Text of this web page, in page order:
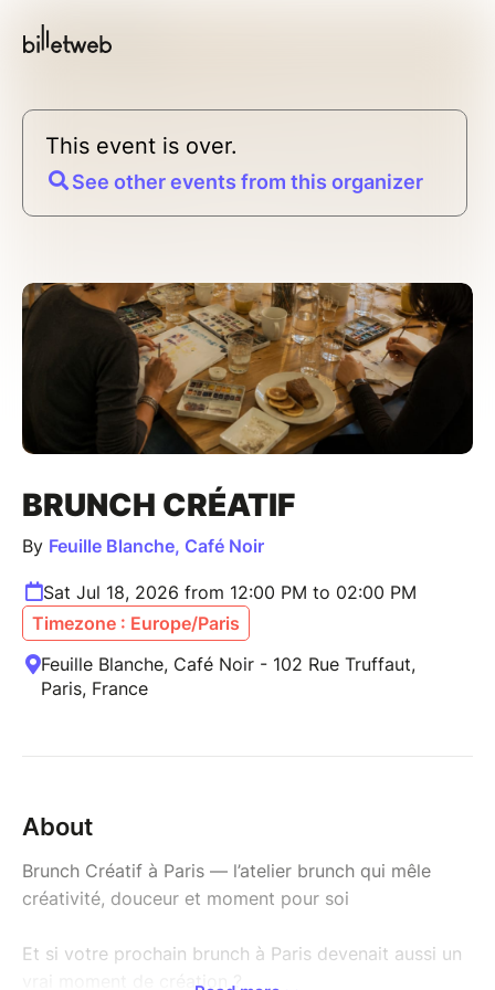
This event is over.
See other events from this organizer
BRUNCH CRÉATIF
By Feuille Blanche, Café Noir
Sat Jul 18, 2026 from 12:00 PM to 02:00 PM
Timezone : Europe/Paris
Feuille Blanche, Café Noir - 102 Rue Truffaut,
Paris, France
About
Brunch Créatif à Paris — l’atelier brunch qui mêle
créativité, douceur et moment pour soi
Et si votre prochain brunch à Paris devenait aussi un
vrai moment de création ?